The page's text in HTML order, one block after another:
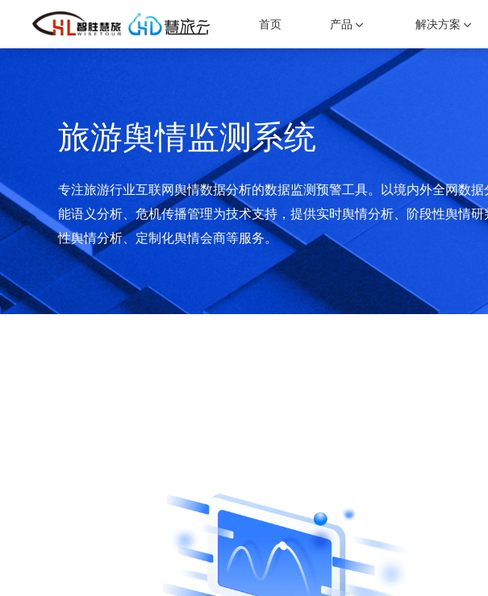
首页 产品
票务一体化云平台
聚焦票务，贯通线上线下业务。
智慧景区大数据中心
旅游综合指挥调度系
一机游”服务平台
提供目的地“游前、游中、游后”智慧化一站式服务
文旅资源系统
聚合景区资源，实现资源优
解决方案
VR/AR景区元宇宙解决方案
VR全景式观看景区概览，行前就能领略真实的景区风采。
景区综合指
旅游舆情监测系统
专注旅游行业互联网舆情数据分析的数据监测预警工具。以境内外全网数据
能语义分析、危机传播管理为技术支持，提供实时舆情分析、阶段性舆情研
性舆情分析、定制化舆情会商等服务。